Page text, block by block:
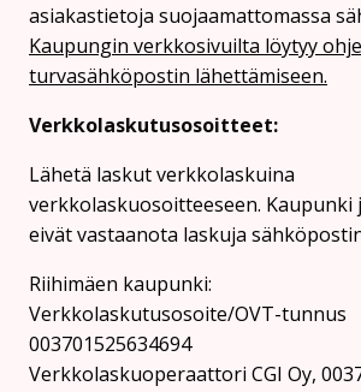
asiakastietoja suojaamattomassa
Kaupungin verkkosivuilta löytyy
turvasähköpostin lähettämiseen.
Verkkolaskutusosoitteet:
Lähetä laskut verkkolaskuina
verkkolaskuosoitteeseen. Kaupunki
eivät vastaanota laskuja
Riihimäen kaupunki:
Verkkolaskutusosoite/OVT-tunnus
003701525634694
Verkkolaskuoperaattori CGI Oy,